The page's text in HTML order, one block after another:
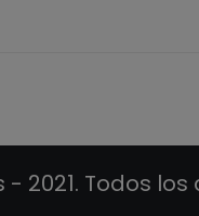
2021. Todos los